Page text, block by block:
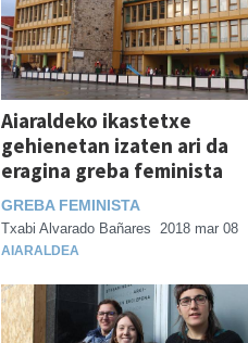
Aiaraldeko ikastetxe
gehienetan izaten ari da
eragina greba feminista
GREBA FEMINISTA
Txabi Alvarado Bañares 2018 mar 08
AIARALDEA